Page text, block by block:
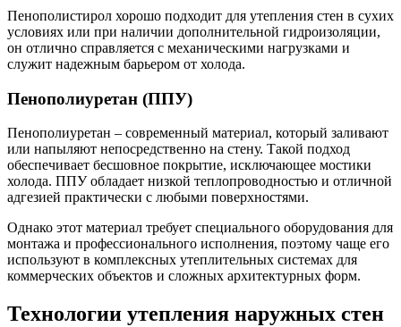
Пенополистирол хорошо подходит для утепления стен в сухих
условиях или при наличии дополнительной гидроизоляции,
он отлично справляется с механическими нагрузками и
служит надежным барьером от холода.
Пенополиуретан (ППУ)
Пенополиуретан – современный материал, который заливают
или напыляют непосредственно на стену. Такой подход
обеспечивает бесшовное покрытие, исключающее мостики
холода. ППУ обладает низкой теплопроводностью и отличной
адгезией практически с любыми поверхностями.
Однако этот материал требует специального оборудования для
монтажа и профессионального исполнения, поэтому чаще его
используют в комплексных утеплительных системах для
коммерческих объектов и сложных архитектурных форм.
Технологии утепления наружных стен